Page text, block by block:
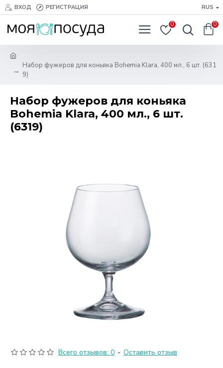
ВХОД РЕГИСТРАЦИЯ RUS
0 0
Набор фужеров для коньяка Bohemia Klara, 400 мл., 6 шт. (631
9)
Набор фужеров для коньяка
Bohemia Klara, 400 мл., 6 шт.
(6319)
Всего отзывов: 0 - Оставить отзыв